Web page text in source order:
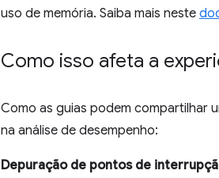
uso de memória. Saiba mais neste
Como isso afeta a
Como as guias podem compartilhar
na análise de desempenho:
Depuração de pontos de